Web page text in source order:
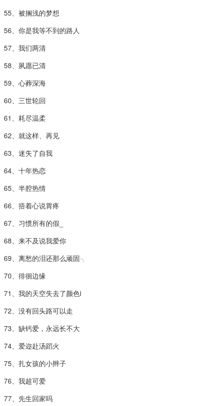
55、被搁浅的梦想
56、你是我等不到的路人
57、我们两清
58、夙愿已清
59、心葬深海
60、三世轮回
61、耗尽温柔
62、就这样、再见
63、迷失了自我
64、十年热恋
65、半腔热情
66、捂着心说胃疼
67、习惯所有的假_
68、来不及说我爱你
69、离愁的泪还那么顽固╮
70、徘徊边缘
71、我的天空失去了颜色i
72、没有回头路可以走
73、缺钙爱，永远长不大
74、爱迩赴汤蹈火
75、扎女孩的小辫子
76、我超可爱
77、先生回家吗